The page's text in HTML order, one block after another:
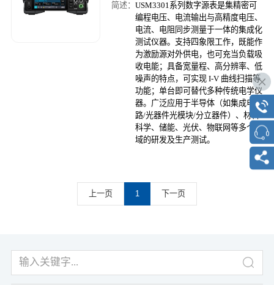
简述：USM3301系列数字源表是集精密可
编程电压、电流输出与高精度电压、
电流、电阻同步测量于一体的集成化
测试仪器。支持四象限工作，既能作
为激励源对外供电，也可充当负载吸
收电能；具备宽量程、高分辨率、低
噪声的特点，可实现 I-V 曲线扫描等
功能；单台即可替代多种传统电学仪
器。广泛应用于半导体（如集成电
路/光器件光模块/分立器件）、材料
科学、储能、光伏、物联网等多个领
域的研发及生产测试。
上一页 1 下一页